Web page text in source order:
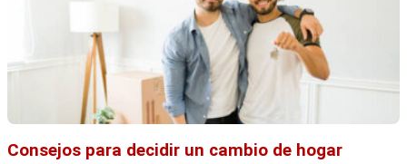
Consejos para decidir un cambio de hogar